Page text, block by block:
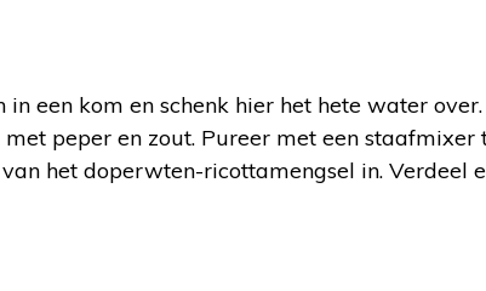
een kom en schenk hier het hete water
peper en zout. Pureer met een staafmixer
het doperwten-ricottamengsel in. Verdeel